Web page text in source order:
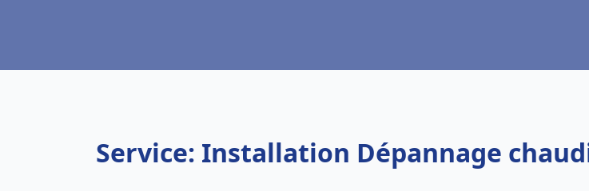
Service: Installation Dépannage